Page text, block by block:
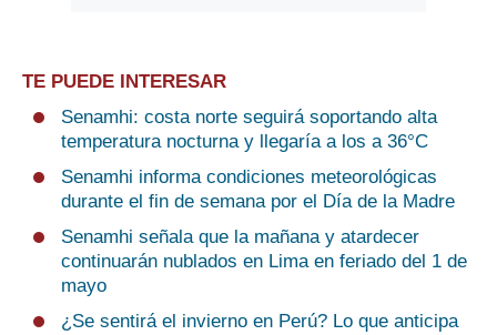
TE PUEDE INTERESAR
Senamhi: costa norte seguirá soportando alta
temperatura nocturna y llegaría a los a 36°C
Senamhi informa condiciones meteorológicas
durante el fin de semana por el Día de la Madre
Senamhi señala que la mañana y atardecer
continuarán nublados en Lima en feriado del 1 de
mayo
¿Se sentirá el invierno en Perú? Lo que anticipa